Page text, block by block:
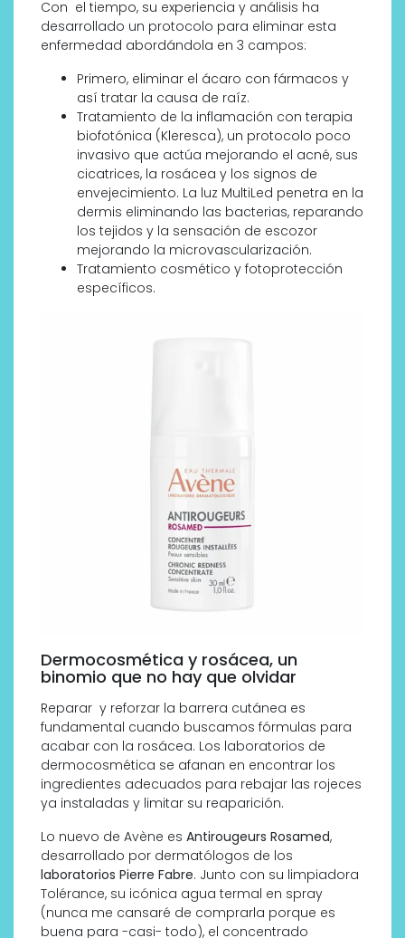
Con el tiempo, su experiencia y análisis ha
desarrollado un protocolo para eliminar esta
enfermedad abordándola en 3 campos:
Primero, eliminar el ácaro con fármacos y
así tratar la causa de raíz.
Tratamiento de la inflamación con terapia
biofotónica (Kleresca), un protocolo poco
invasivo que actúa mejorando el acné, sus
cicatrices, la rosácea y los signos de
envejecimiento. La luz MultiLed penetra en la
dermis eliminando las bacterias, reparando
los tejidos y la sensación de escozor
mejorando la microvascularización.
Tratamiento cosmético y fotoprotección
específicos.
Dermocosmética y rosácea, un
binomio que no hay que olvidar
Reparar y reforzar la barrera cutánea es
fundamental cuando buscamos fórmulas para
acabar con la rosácea. Los laboratorios de
dermocosmética se afanan en encontrar los
ingredientes adecuados para rebajar las rojeces
ya instaladas y limitar su reaparición.
Lo nuevo de Avène es Antirougeurs Rosamed,
desarrollado por dermatólogos de los
laboratorios Pierre Fabre. Junto con su limpiadora
Tolérance, su icónica agua termal en spray
(nunca me cansaré de comprarla porque es
buena para -casi- todo), el concentrado